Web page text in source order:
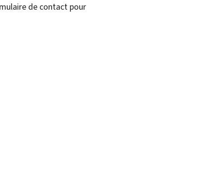
de contact pour